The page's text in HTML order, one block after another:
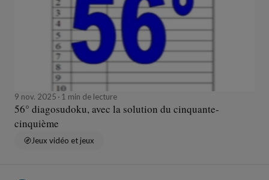
9 nov. 2025 1 min de lecture
56° diagosudoku, avec la solution du cinquante-
cinquième
Jeux vidéo et jeux